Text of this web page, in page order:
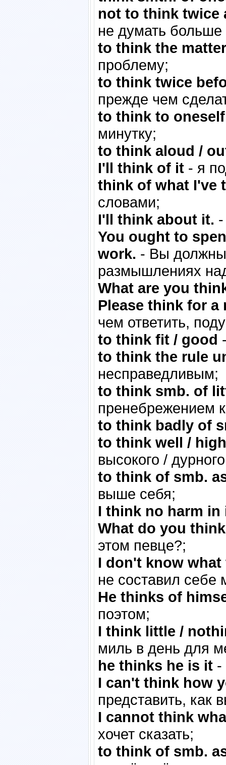
not to think twice
не думать
to think the
проблему;
to think twice
прежде чем
to think to
минутку;
to think aloud /
I'll think of it - я
think of what I've
словами;
I'll think about it.
You ought to
work. - Вы должны
размышлениях
What are you
Please think for a
чем ответить,
to think fit / good
to think the rule
несправедливым;
to think smb. of
пренебрежением
to think badly of
to think well /
высокого /
to think of smb.
выше себя;
I think no harm in
What do you
этом певце?;
I don't know
не составил себе
He thinks of
поэтом;
I think little /
миль в день для
he thinks he is it -
I can't think how
представить, как
I cannot think
хочет сказать;
to think of smb.